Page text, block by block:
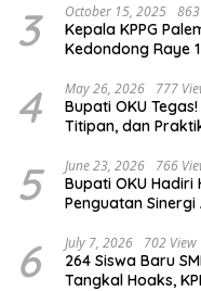
3 October 15, 2025
Kepala KPPG
Kedondong Raye 1
4 May 26, 2026 777
Bupati OKU
Titipan, dan
5 June 23, 2026 766
Bupati OKU
Penguatan
6 July 7, 2026 702 View
264 Siswa Baru
Tangkal Hoaks,